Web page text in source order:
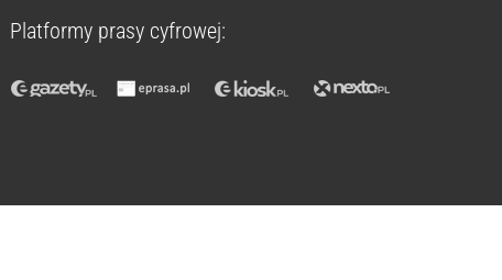
Platformy prasy cyfrowej: